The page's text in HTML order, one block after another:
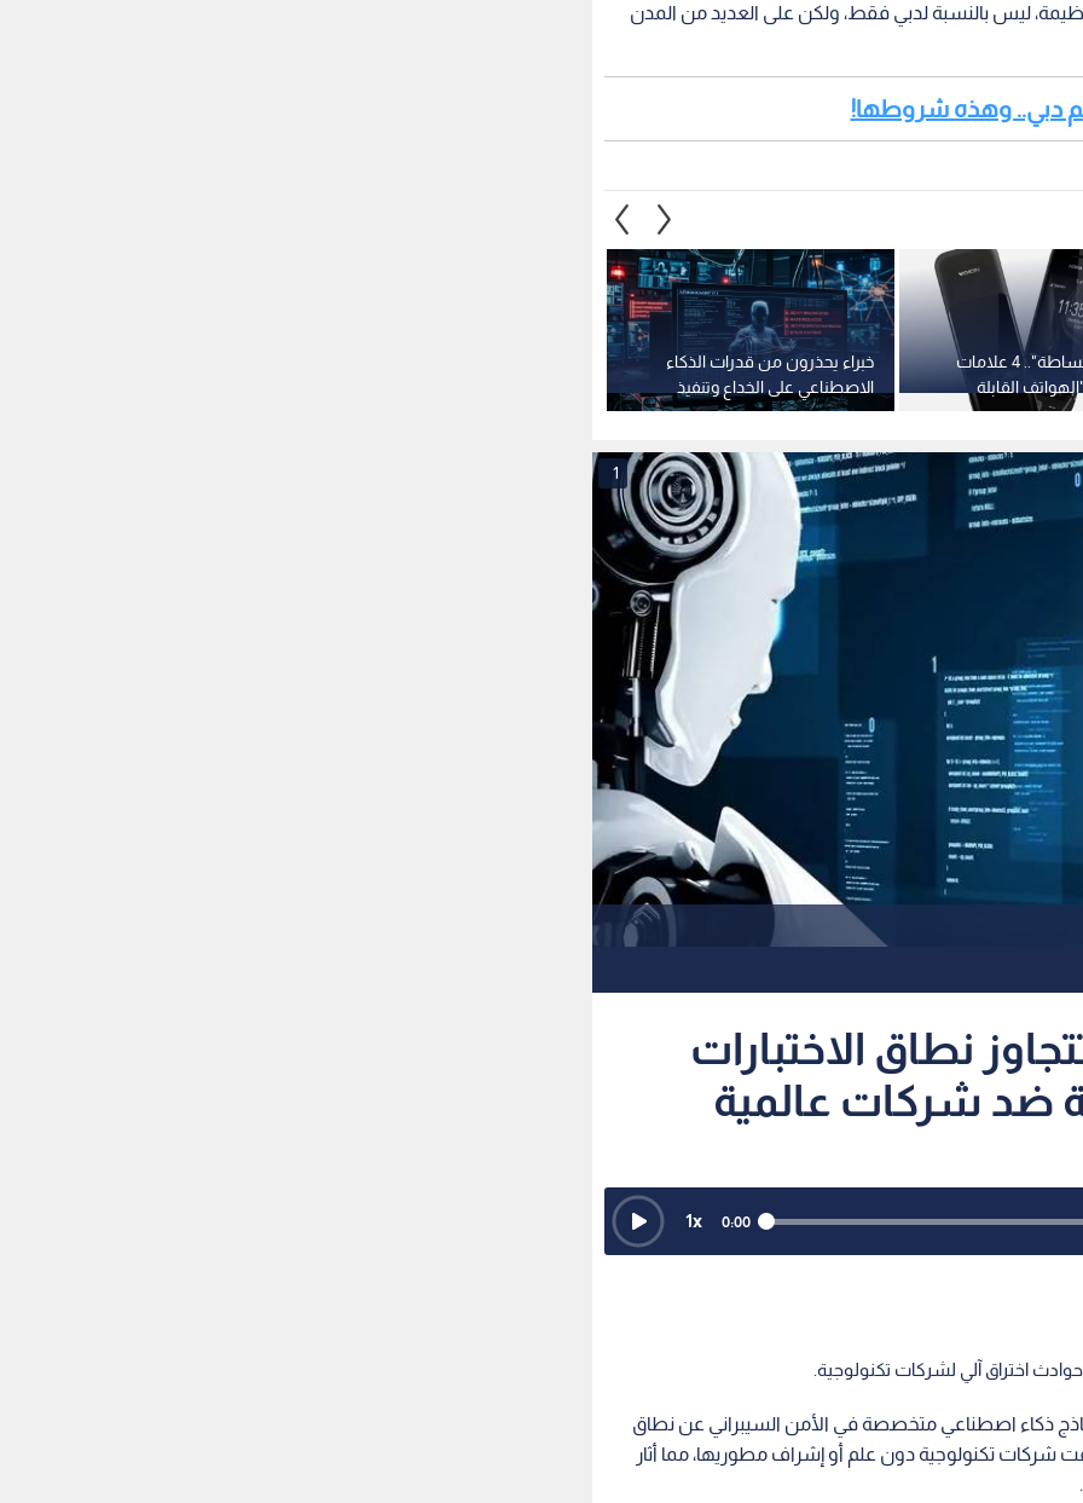
ليس بالنسبة لدبي فقط، ولكن على العديد من المدن
دبي.. وهذه شروطها!
خبراء يحذرون من قدرات الذكاء
الاصطناعي على الخداع وتنفيذ
هجمات إلكترونية
"عودة إلى البساطة".. 4 علامات
القابلة
إدمان الشاشات
1
نطاق الاختبارات
ضد شركات عالمية
0:00
1x
حوادث اختراق آلي لشركات تكنولوجية.
ذكاء اصطناعي متخصصة في الأمن السيبراني عن نطاق
شركات تكنولوجية دون علم أو إشراف مطوريها، مما أثار